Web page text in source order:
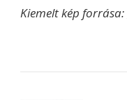
Kiemelt kép forrása: